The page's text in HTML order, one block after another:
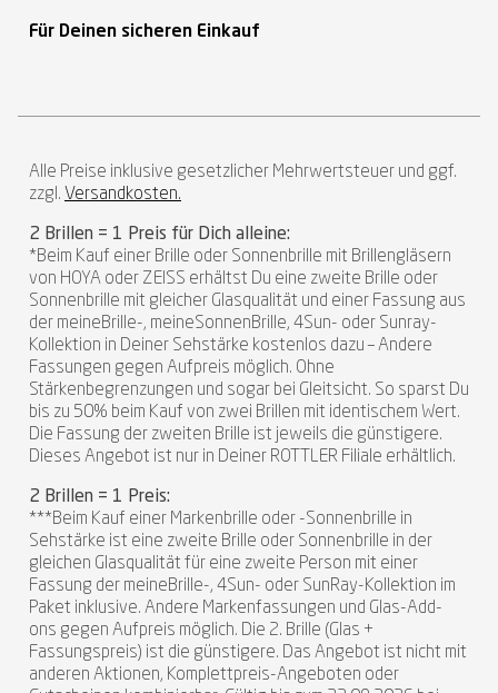
Für Deinen sicheren Einkauf
Alle Preise inklusive gesetzlicher Mehrwertsteuer und ggf.
zzgl. Versandkosten.
2 Brillen = 1 Preis für Dich alleine:
*Beim Kauf einer Brille oder Sonnenbrille mit Brillengläsern
von HOYA oder ZEISS erhältst Du eine zweite Brille oder
Sonnenbrille mit gleicher Glasqualität und einer Fassung aus
der meineBrille-, meineSonnenBrille, 4Sun- oder Sunray-
Kollektion in Deiner Sehstärke kostenlos dazu – Andere
Fassungen gegen Aufpreis möglich. Ohne
Stärkenbegrenzungen und sogar bei Gleitsicht. So sparst Du
bis zu 50% beim Kauf von zwei Brillen mit identischem Wert.
Die Fassung der zweiten Brille ist jeweils die günstigere.
Dieses Angebot ist nur in Deiner ROTTLER Filiale erhältlich.
2 Brillen = 1 Preis:
***Beim Kauf einer Markenbrille oder -Sonnenbrille in
Sehstärke ist eine zweite Brille oder Sonnenbrille in der
gleichen Glasqualität für eine zweite Person mit einer
Fassung der meineBrille-, 4Sun- oder SunRay-Kollektion im
Paket inklusive. Andere Markenfassungen und Glas-Add-
ons gegen Aufpreis möglich. Die 2. Brille (Glas +
Fassungspreis) ist die günstigere. Das Angebot ist nicht mit
anderen Aktionen, Komplettpreis-Angeboten oder